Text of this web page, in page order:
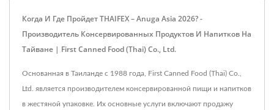
Когда И Где Пройдет THAIFEX – Anuga Asia 2026? -
Производитель Консервированных Продуктов И Напитков На
Тайване | First Canned Food (Thai) Co., Ltd.
Основанная в Таиланде с 1988 года, First Canned Food (Thai) Co.,
Ltd. является производителем консервированной пищи и напитков
в жестяной упаковке. Их основные услуги включают продажу